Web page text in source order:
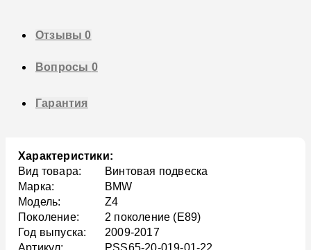
Отзывы0
Вопросы 0
Гарантия
Характеристики:
Вид товара:
Винтовая подвеска
Марка:
BMW
Модель:
Z4
Поколение:
2 поколение (E89)
Год выпуска:
2009-2017